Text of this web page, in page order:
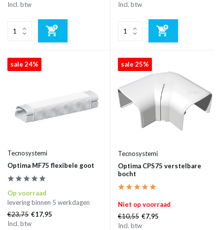
Incl. btw
Incl. btw
sale 24%
Tecnosystemi
Optima MF75 flexibele goot
Op voorraad
levering binnen 5 werkdagen
€23,75 €17,95
Incl. btw
sale 25%
Tecnosystemi
Optima CPS75 verstelbare
bocht
Niet op voorraad
€10,55 €7,95
Incl. btw